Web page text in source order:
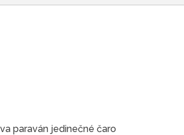
paraván jedinečné čaro